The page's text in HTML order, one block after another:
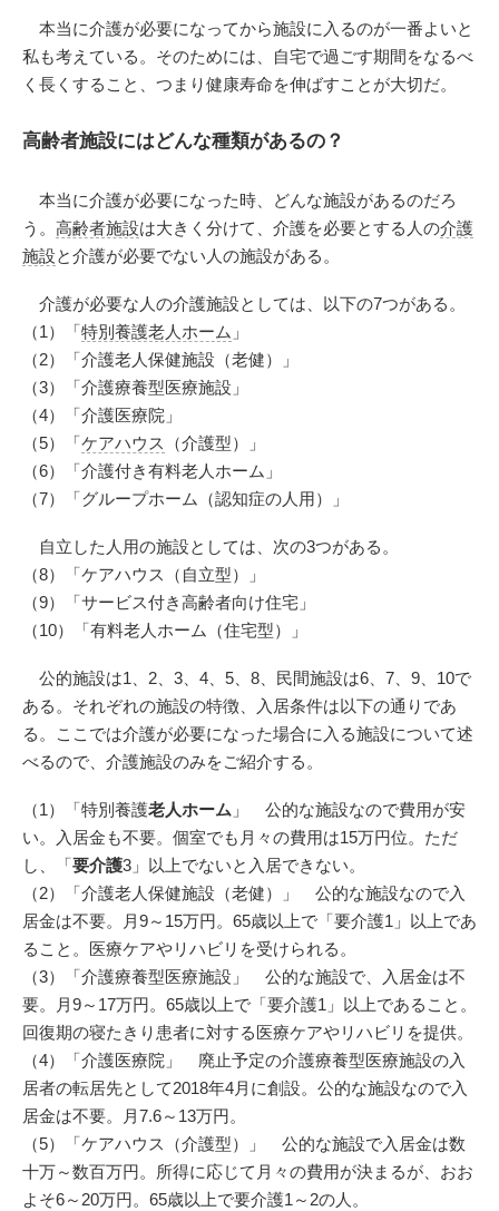
本当に介護が必要になってから施設に入るのが一番よいと
私も考えている。そのためには、自宅で過ごす期間をなるべ
く長くすること、つまり健康寿命を伸ばすことが大切だ。
高齢者施設にはどんな種類があるの？
本当に介護が必要になった時、どんな施設があるのだろ
う。 高齢者施設は大きく分けて、介護を必要とする人の介護
施設と介護が必要でない人の施設がある。
介護が必要な人の介護施設としては、以下の7つがある。
（1）「特別養護老人ホーム 」
（2）「介護老人保健施設（老健）」
（3）「介護療養型医療施設」
（4）「介護医療院」
（5）「ケアハウス
（介護型）」
（6）「介護付き有料老人ホーム」
（7）「グループホーム（認知症の人用）」
自立した人用の施設としては、次の3つがある。
（8）「ケアハウス（自立型）」
（9）「サービス付き高齢者向け住宅」
（10）「有料老人ホーム（住宅型）」
公的施設は1、2、3、4、5、8、民間施設は6、7、9、10で
ある。それぞれの施設の特徴、入居条件は以下の通りであ
る。ここでは介護が必要になった場合に入る施設について述
べるので、介護施設のみをご紹介する。
（1）「特別養護老人ホーム 」 公的な施設なので費用が安
い。入居金も不要。個室でも月々の費用は15万円位。ただ
し、「要介護3」以上でないと入居できない。
（2）「介護老人保健施設（老健）」 公的な施設なので入
居金は不要。月9～15万円。65歳以上で「要介護1」以上であ
ること。医療ケアやリハビリを受けられる。
（3）「介護療養型医療施設」 公的な施設で、入居金は不
要。月9～17万円。65歳以上で「要介護1」以上であること。
回復期の寝たきり患者に対する医療ケアやリハビリを提供。
（4）「介護医療院」 廃止予定の介護療養型医療施設の入
居者の転居先として2018年4月に創設。公的な施設なので入
居金は不要。月7.6～13万円。
（5）「ケアハウス（介護型）」 公的な施設で入居金は数
十万～数百万円。所得に応じて月々の費用が決まるが、おお
よそ6～20万円。65歳以上で要介護1～2の人。